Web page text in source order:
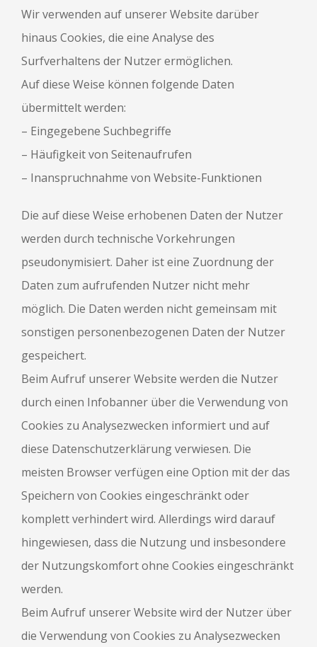
Wir verwenden auf unserer Website darüber
hinaus Cookies, die eine Analyse des
Surfverhaltens der Nutzer ermöglichen.
Auf diese Weise können folgende Daten
übermittelt werden:
– Eingegebene Suchbegriffe
– Häufigkeit von Seitenaufrufen
– Inanspruchnahme von Website-Funktionen
Die auf diese Weise erhobenen Daten der Nutzer
werden durch technische Vorkehrungen
pseudonymisiert. Daher ist eine Zuordnung der
Daten zum aufrufenden Nutzer nicht mehr
möglich. Die Daten werden nicht gemeinsam mit
sonstigen personenbezogenen Daten der Nutzer
gespeichert.
Beim Aufruf unserer Website werden die Nutzer
durch einen Infobanner über die Verwendung von
Cookies zu Analysezwecken informiert und auf
diese Datenschutzerklärung verwiesen. Die
meisten Browser verfügen eine Option mit der das
Speichern von Cookies eingeschränkt oder
komplett verhindert wird. Allerdings wird darauf
hingewiesen, dass die Nutzung und insbesondere
der Nutzungskomfort ohne Cookies eingeschränkt
werden.
Beim Aufruf unserer Website wird der Nutzer über
die Verwendung von Cookies zu Analysezwecken